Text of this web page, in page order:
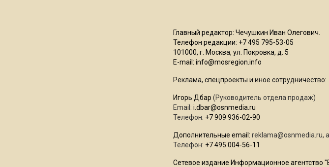
Главный редактор: Чечушкин Иван Олегович.
Телефон редакции: +7 495 795-53-05
101000, г. Москва, ул. Покровка, д. 5
E-mail: info@mosregion.info
Реклама, спецпроекты и иное сотрудничество:
Игорь Дбар (Руководитель отдела продаж)
Email: i.dbar@osnmedia.ru
Телефон: +7 909 936-02-90
Дополнительные email: reklama@osnmedia.ru,
Телефон: +7 495 004-56-11
Сетевое издание Информационное агентство